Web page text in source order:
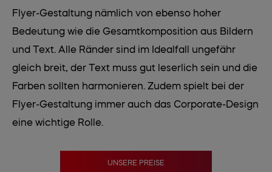
Flyer-Gestaltung nämlich von ebenso hoher
Bedeutung wie die Gesamtkomposition aus Bildern
und Text. Alle Ränder sind im Idealfall ungefähr
gleich breit, der Text muss gut leserlich sein und die
Farben sollten harmonieren. Zudem spielt bei der
Flyer-Gestaltung immer auch das Corporate-Design
eine wichtige Rolle.
UNSERE PREISE